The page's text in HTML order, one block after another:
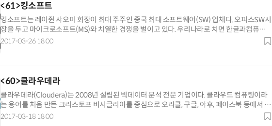
<61>킹소프트
킹소프트는 레이쥔 샤오미 회장이 최대 주주인 중국 최대 소프트웨어(SW) 업체다. 오피스SW시
장을 두고 마이크로소프트(MS)와 치열한 경쟁을 벌이고 있다. 우리나라로 치면 한글과컴퓨터
와 비슷하다고 할 수 있다. 1...
2017-03-26 18:00
<60>클라우데라
클라우데라(Cloudera)는 2008년 설립된 빅데이터 분석 전문 기업이다. 클라우드 컴퓨팅이라
는 용어를 처음 만든 크리스토프 비시글리아를 중심으로 오라클, 구글, 야후, 페이스북 등에서 일
했던 전문가들이 모여 설...
2017-03-18 18:00